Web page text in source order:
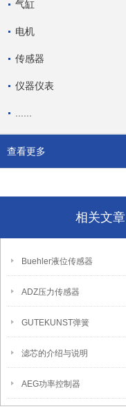
气缸
电机
传感器
仪器仪表
查看更多
相关文章
Buehler液位传感器
ADZ压力传感器
GUTEKUNST弹簧
滤芯的介绍与说明
AEG功率控制器